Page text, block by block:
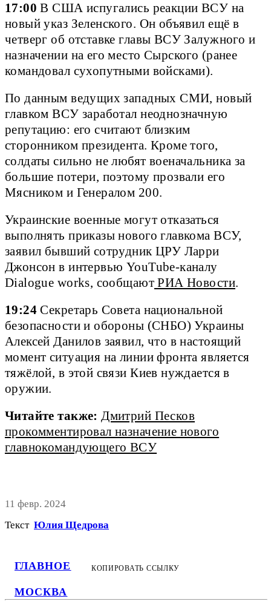
ГЛАВНОЕ
МОСКВА
17:00 В США испугались реакции ВСУ на
новый указ Зеленского. Он объявил ещё в
четверг об отставке главы ВСУ Залужного и
назначении на его место Сырского (ранее
командовал сухопутными войсками).
По данным ведущих западных СМИ, новый
главком ВСУ заработал неоднозначную
репутацию: его считают близким
сторонником президента. Кроме того,
солдаты сильно не любят военачальника за
большие потери, поэтому прозвали его
Мясником и Генералом 200.
Украинские военные могут отказаться
выполнять приказы нового главкома ВСУ,
заявил бывший сотрудник ЦРУ Ларри
Джонсон в интервью YouTube-каналу
Dialogue works, сообщаютРИА Новости.
19:24 Секретарь Совета национальной
безопасности и обороны (СНБО) Украины
Алексей Данилов заявил, что в настоящий
момент ситуация на линии фронта является
тяжёлой, в этой связи Киев нуждается в
оружии.
Читайте также: Дмитрий Песков
прокомментировал назначение нового
главнокомандующего ВСУ
11 февр. 2024
Текст Юлия Щедрова
КОПИРОВАТЬ ССЫЛКУ